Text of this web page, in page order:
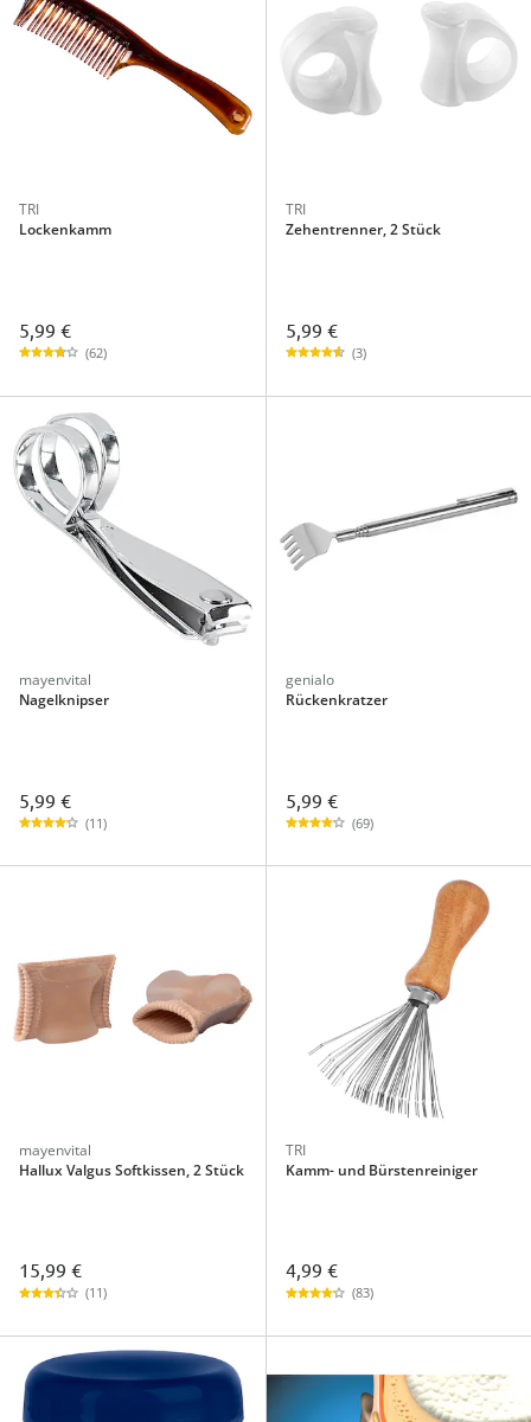
TRI
Lockenkamm
5,99 €
(62)
TRI
Zehentrenner, 2 Stück
5,99 €
(3)
mayenvital
Nagelknipser
5,99 €
(11)
genialo
Rückenkratzer
5,99 €
(69)
mayenvital
Hallux Valgus Softkissen, 2 Stück
15,99 €
(11)
TRI
Kamm- und Bürstenreiniger
4,99 €
(83)